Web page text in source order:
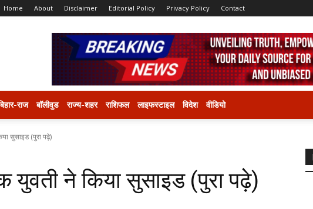
Home About Disclaimer Editorial Policy Privacy Policy Contact
राज बॉलीवुड राज्य-शहर राशिफल लाइफस्टाइल विदेश वीडियो
सुसाइड (पुरा पढ़े)
युवती ने किया सुसाइड (पुरा पढ़े)